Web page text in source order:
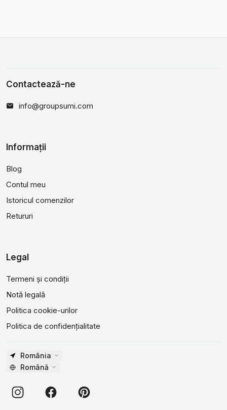
Contactează-ne
info@groupsumi.com
Informații
Blog
Contul meu
Istoricul comenzilor
Retururi
Legal
Termeni și condiții
Notă legală
Politica cookie-urilor
Politica de confidențialitate
România
Română